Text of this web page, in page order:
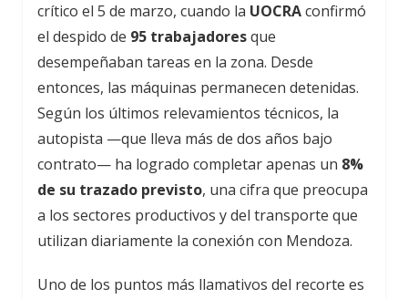
crítico el 5 de marzo, cuando la UOCRAconfirmó
el despido de 95 trabajadoresque
desempeñaban tareas en la zona. Desde
entonces, las máquinas permanecen detenidas.
Según los últimos relevamientos técnicos, la
autopista —que lleva más de dos años bajo
contrato— ha logrado completar apenas un 8%
de su trazado previsto, una cifra que preocupa
a los sectores productivos y del transporte que
utilizan diariamente la conexión con Mendoza.
Uno de los puntos más llamativos del recorte es